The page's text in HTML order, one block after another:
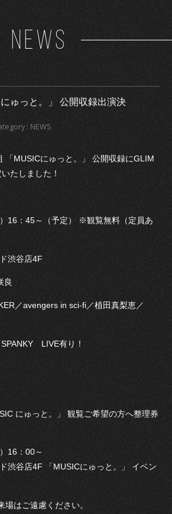
NEWS
ゅっと。」 公開収録出演決
: NEWS
「MUSICにゅっと。」 公開収録にGLIM
たしました！
16：45～（予定） ※観覧無料（定員あ
渋谷店4F
良
／avengers in sci-fi／植田真梨恵／
LIVE有り！
にゅっと。」 観覧ご希望の方へ整理券
16：00～
渋谷店4F 「MUSICにゅっと。」 イベン
はご遠慮ください。